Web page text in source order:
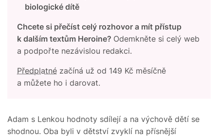
biologické dítě
Chcete si přečíst celý rozhovor a mít přístup
k dalším textům Heroine? Odemkněte si celý web
a podpořte nezávislou redakci.
Předplatné začíná už od 149 Kč měsíčně
a můžete ho i darovat.
Adam s Lenkou hodnoty sdílejí a na výchově dětí se
shodnou. Oba byli v dětství zvyklí na přísnější